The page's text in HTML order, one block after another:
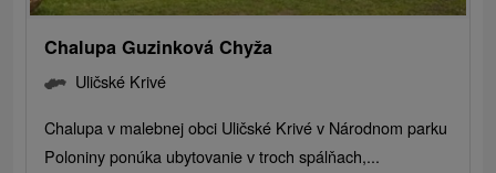
Chalupa Guzinková Chyža
Uličské Krivé
Chalupa v malebnej obci Uličské Krivé v Národnom parku
Poloniny ponúka ubytovanie v troch spálňach,...